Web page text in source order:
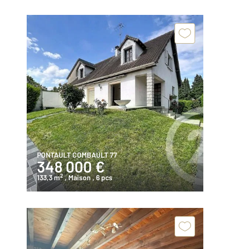
PONTAULT COMBAULT 77
348 000 €
133,3 m2 , Maison, 6 pcs